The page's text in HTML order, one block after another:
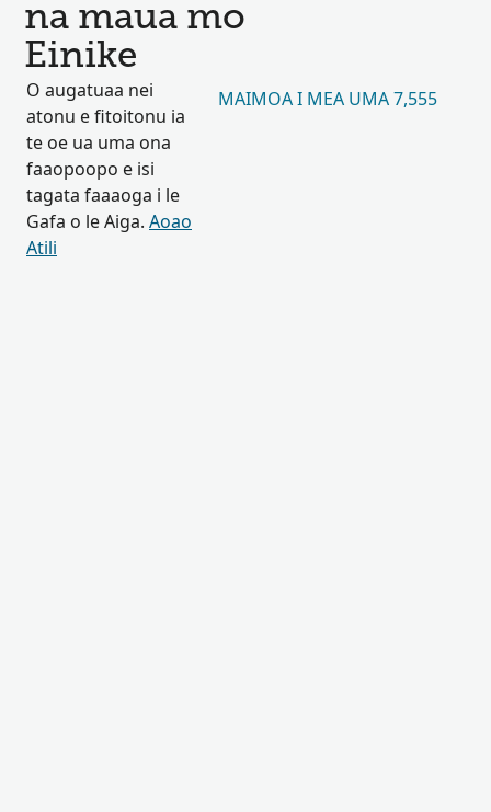
na maua mo
Einike
O augatuaa nei
atonu e fitoitonu ia
te oe ua uma ona
faaopoopo e isi
tagata faaaoga i le
Gafa o le Aiga. Aoao
Atili
MAIMOA I MEA UMA 7,555